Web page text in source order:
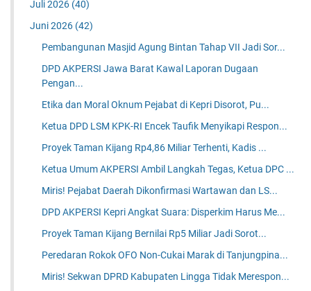
Juli 2026 (40)
Juni 2026 (42)
Pembangunan Masjid Agung Bintan Tahap VII Jadi Sor...
DPD AKPERSI Jawa Barat Kawal Laporan Dugaan
Pengan...
Etika dan Moral Oknum Pejabat di Kepri Disorot, Pu...
Ketua DPD LSM KPK-RI Encek Taufik Menyikapi Respon...
Proyek Taman Kijang Rp4,86 Miliar Terhenti, Kadis ...
Ketua Umum AKPERSI Ambil Langkah Tegas, Ketua DPC ...
Miris! Pejabat Daerah Dikonfirmasi Wartawan dan LS...
DPD AKPERSI Kepri Angkat Suara: Disperkim Harus Me...
Proyek Taman Kijang Bernilai Rp5 Miliar Jadi Sorot...
Peredaran Rokok OFO Non-Cukai Marak di Tanjungpina...
Miris! Sekwan DPRD Kabupaten Lingga Tidak Merespon...